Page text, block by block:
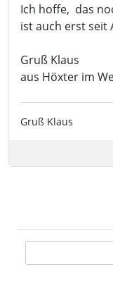
Ich hoffe, das
ist auch erst seit
Gruß Klaus
aus Höxter im
Gruß Klaus